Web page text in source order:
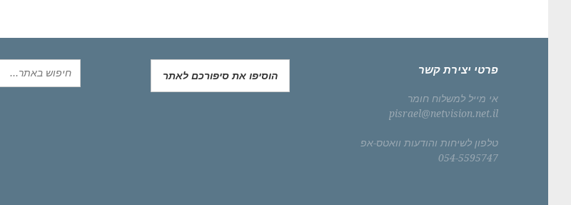
פרטי יצירת קשר
אי מייל למשלוח חומר
pisrael@netvision.net.il
טלפון לשיחות והודעות וואטס-אפ
054-5595747
הוסיפו את סיפורכם לאתר